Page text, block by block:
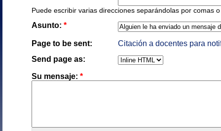
Puede escribir varias direcciones separándolas por comas
Asunto: *
Page to be sent:
Citación a docentes para
Send page as:
Su mensaje: *